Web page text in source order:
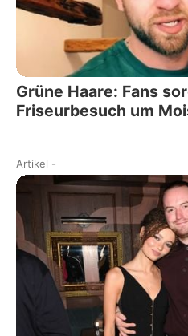
Grüne Haare: Fans
Friseurbesuch um
Artikel -